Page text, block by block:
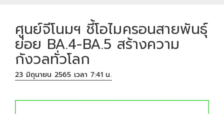
ศูนย์จีโนมฯ ชี้โอไมครอนสายพันธุ์
ย่อย BA.4-BA.5 สร้างความ
กังวลทั่วโลก
23 มิถุนายน 2565 เวลา 7:41 น.